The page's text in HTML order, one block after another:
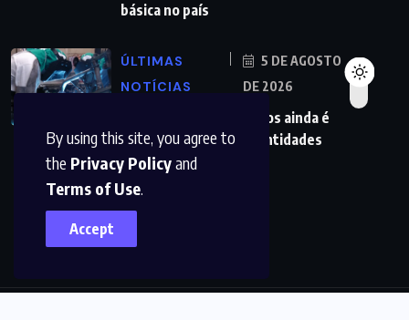
By using this site, you agree to
the Privacy Policyand
Terms of Use.
Accept
básica no país
ÚLTIMAS
NOTÍCIAS
5 DE AGOSTO
DE 2026
Redução da taxa de juros ainda é
insuficiente, avaliam entidades